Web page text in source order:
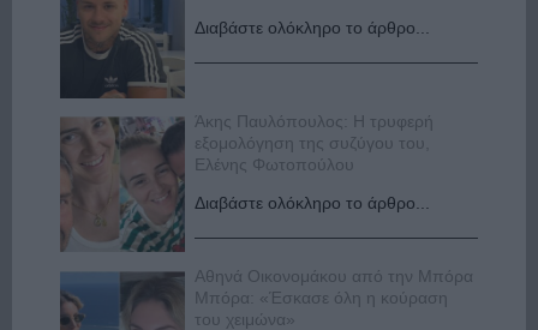
Διαβάστε ολόκληρο το άρθρο...
Άκης Παυλόπουλος: Η τρυφερή
εξομολόγηση της συζύγου του,
Ελένης Φωτοπούλου
Διαβάστε ολόκληρο το άρθρο...
Αθηνά Οικονομάκου από την Μπόρα
Μπόρα: «Έσκασε όλη η κούραση
του χειμώνα»